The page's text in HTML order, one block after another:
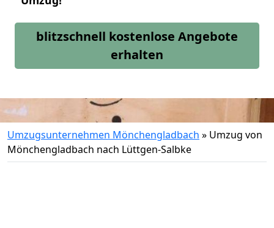
blitzschnell kostenlose Angebote
erhalten
Umzugsunternehmen Mönchengladbach » Umzug von
Mönchengladbach nach Lüttgen-Salbke